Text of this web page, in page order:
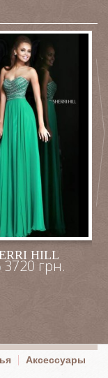
HILL
3720 грн.
Аксессуары